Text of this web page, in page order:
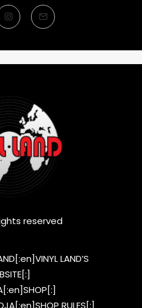
reserved
LAND’S
RULES[:]